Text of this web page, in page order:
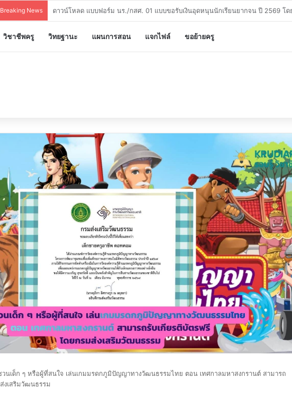
Breaking News อบรมออนไลน์ฟรี หลักสูตรพัฒนาสมรรถนะดิจิทัลระดับพื้นฐาน สพฐ. DC1 – DC7 รับ
วิชาชีพครู วิทยฐานะ แผนการสอน แจกไฟล์ ขอย้ายครู
วนเด็ก ๆ หรือผู้ที่สนใจ เล่นเกมมรดกภูมิปัญญาทางวัฒนธรรมไทย ตอน เทศกาลมหาสงกรานต์ สามารถ
งเสริมวัฒนธรรม